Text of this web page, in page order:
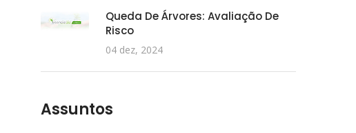
Queda De Árvores: Avaliação De
Risco
04 dez, 2024
Assuntos